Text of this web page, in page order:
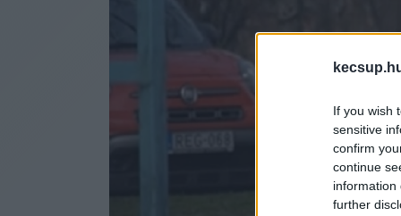
If you wish
sensitive
confirm
continue
information
further